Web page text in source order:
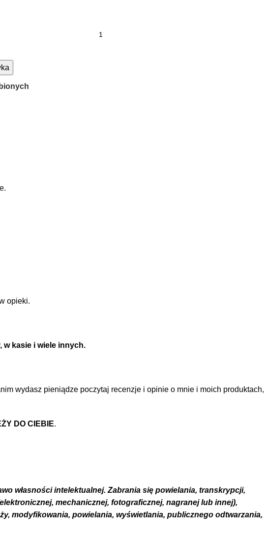
opieki.
w kasie i wiele innych.
wydasz pieniądze poczytaj recenzje i opinie o mnie i moich produktach,
DO CIEBIE.
własności intelektualnej. Zabrania się powielania, transkrypcji,
mechanicznej, fotograficznej, nagranej lub innej),
modyfikowania, powielania, wyświetlania, publicznego odtwarzania,